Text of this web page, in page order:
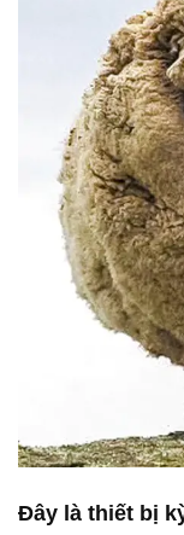
Đây là thiết bị